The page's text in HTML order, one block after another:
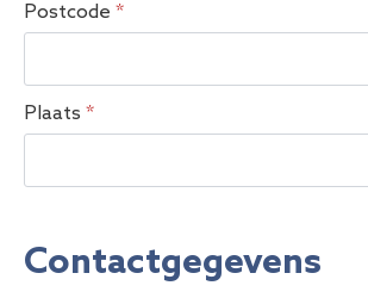
Postcode *
Plaats *
Contactgegevens